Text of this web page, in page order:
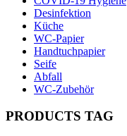
Desinfektion
Küche
WC-Papier
Handtuchpapier
Seife
Abfall
WC-Zubehör
PRODUCTS TAG